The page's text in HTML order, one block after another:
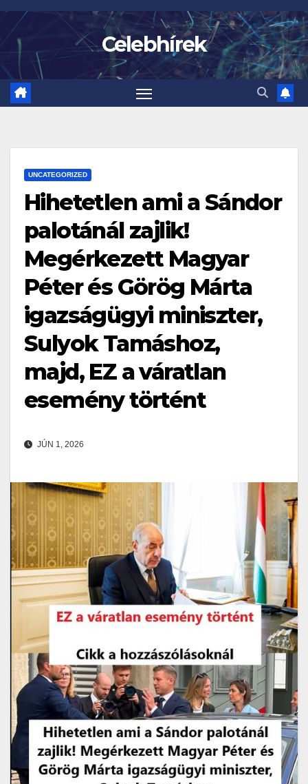
Skip
content
Celebhírek
UNCATEGORIZED
Hihetetlen ami a Sándor
palotánál zajlik!
Megérkezett Magyar
Péter és Görög Márta
igazságügyi miniszter,
Sulyok Tamáshoz,
majd, EZ a váratlan
esemény történt
JÚN 1, 2026